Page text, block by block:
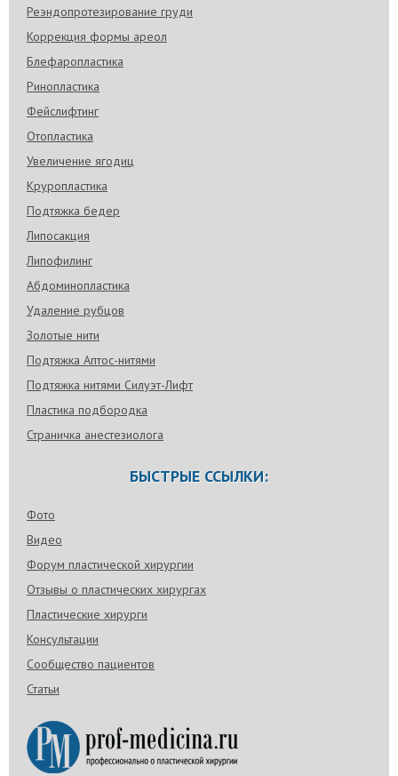
Реэндопротезирование груди
Коррекция формы ареол
Блефаропластика
Ринопластика
Фейслифтинг
Отопластика
Увеличение ягодиц
Круропластика
Подтяжка бедер
Липосакция
Липофилинг
Абдоминопластика
Удаление рубцов
Золотые нити
Подтяжка Аптос-нитями
Подтяжка нитями Силуэт-Лифт
Пластика подбородка
Страничка анестезиолога
БЫСТРЫЕ ССЫЛКИ:
Фото
Видео
Форум пластической хирургии
Отзывы о пластических хирургах
Пластические хирурги
Консультации
Сообщество пациентов
Статьи